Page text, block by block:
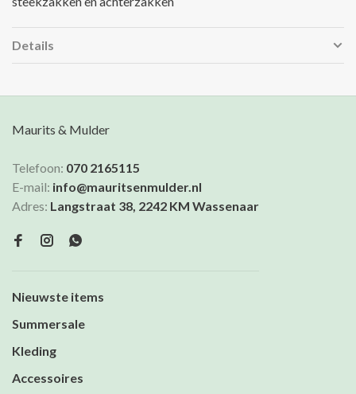
Details
Maurits & Mulder
Telefoon: 070 2165115
E-mail: info@mauritsenmulder.nl
Adres: Langstraat 38, 2242 KM Wassenaar
Nieuwste items
Summersale
Kleding
Accessoires